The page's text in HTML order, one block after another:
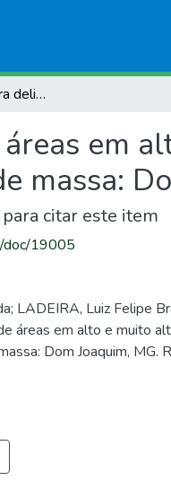
Ação emergencial para delimitação de áreas em alto e muito alto risco a enchentes, inundações e movimentos de massa: Dom Joaquim, MG
em
massa:
citar este item
doc/19005
LADEIRA, Luiz Felipe
áreas em alto e muito
Dom Joaquim, MG.